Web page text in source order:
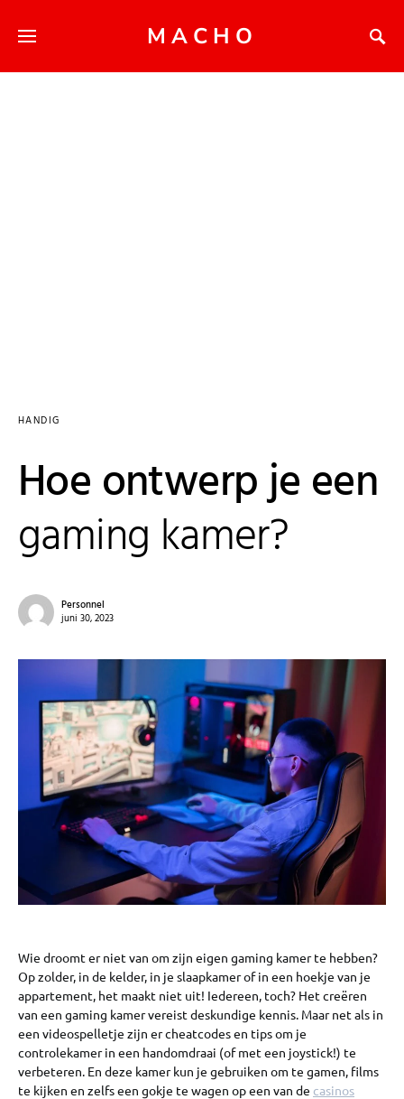
MACHO
HANDIG
Hoe ontwerp je een
gaming kamer?
Personnel
juni 30, 2023
Wie droomt er niet van om zijn eigen gaming kamer te hebben?
Op zolder, in de kelder, in je slaapkamer of in een hoekje van je
appartement, het maakt niet uit! Iedereen, toch? Het creëren
van een gaming kamer vereist deskundige kennis. Maar net als in
een videospelletje zijn er cheatcodes en tips om je
controlekamer in een handomdraai (of met een joystick!) te
verbeteren. En deze kamer kun je gebruiken om te gamen, films
te kijken en zelfs een gokje te wagen op een van de casinos